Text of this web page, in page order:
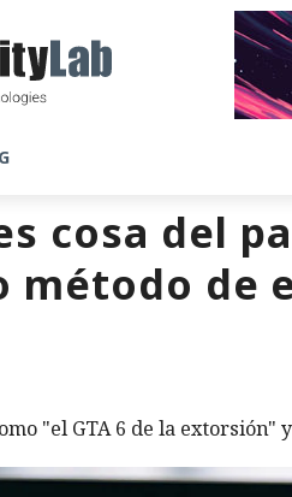
cosa del
método de
"el GTA 6 de la